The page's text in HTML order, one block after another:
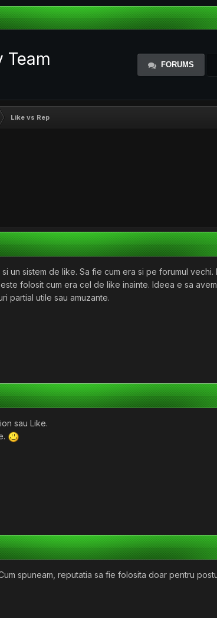
Team FORUMS
Like vs Rep
un sistem de like. Sa fie cum era si pe forumul
folosit cum era cel de like inainte. Ideea e sa
partial utile sau amuzante.
sau Like.
spuneam, reputatia sa fie folosita doar pentru